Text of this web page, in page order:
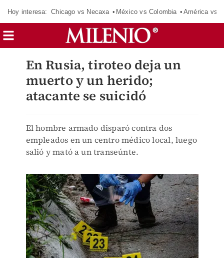
Hoy interesa: Chicago vs Necaxa México vs Colombia América vs
En Rusia, tiroteo deja un
muerto y un herido;
atacante se suicidó
El hombre armado disparó contra dos
empleados en un centro médico local, luego
salió y mató a un transeúnte.